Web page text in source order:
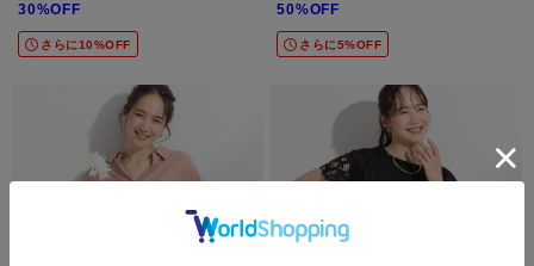
30%OFF
さらに10%OFF
50%OFF
さらに5%OFF